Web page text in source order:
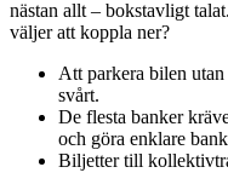
nästan allt – bokstavligt
väljer att koppla ner?
Att parkera bilen
svårt.
De flesta banker
och göra enklare
Biljetter till